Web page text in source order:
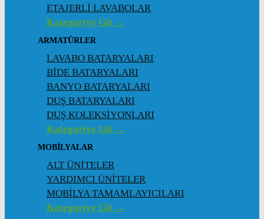
ETAJERLİ LAVABOLAR
Kategoriye Git →
ARMATÜRLER
LAVABO BATARYALARI
BİDE BATARYALARI
BANYO BATARYALARI
DUŞ BATARYALARI
DUŞ KOLEKSİYONLARI
Kategoriye Git →
MOBİLYALAR
ALT ÜNİTELER
YARDIMCI ÜNİTELER
MOBİLYA TAMAMLAYICILARI
Kategoriye Git →